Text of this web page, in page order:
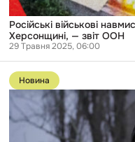
Російські військові
Херсонщині, — звіт ООН
29 Травня 2025, 06:00
Перейти
до
публікації
Журналісти
«Слідства.Інфо»
встановили
Новина